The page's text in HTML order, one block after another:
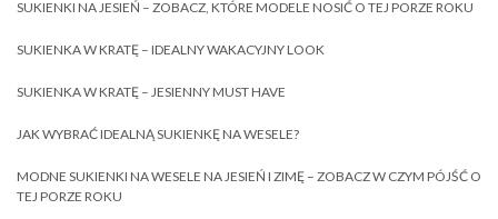
SUKIENKI NA JESIEŃ – ZOBACZ, KTÓRE MODELE NOSIĆ O TEJ PORZE ROKU
SUKIENKA W KRATĘ – IDEALNY WAKACYJNY LOOK
SUKIENKA W KRATĘ – JESIENNY MUST HAVE
JAK WYBRAĆ IDEALNĄ SUKIENKĘ NA WESELE?
MODNE SUKIENKI NA WESELE NA JESIEŃ I ZIMĘ – ZOBACZ W CZYM PÓJŚĆ O
TEJ PORZE ROKU